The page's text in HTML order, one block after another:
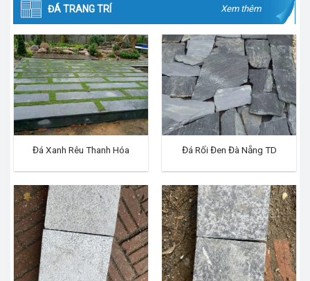
ĐÁ TRANG TRÍ Xem thêm
Đá Xanh Rêu Thanh Hóa Đá Rối Đen Đà Nẵng TD